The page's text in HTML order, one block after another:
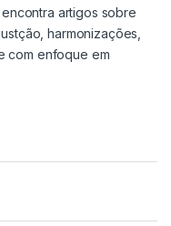
artigos sobre
harmonizações,
com enfoque em